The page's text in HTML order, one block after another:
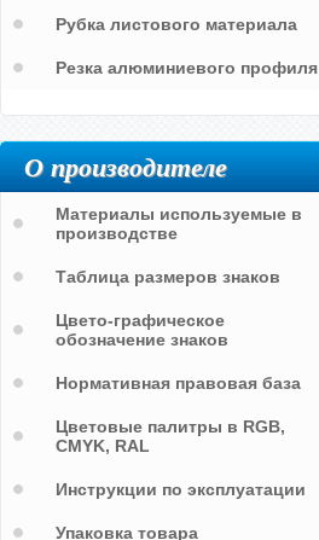
Рубка листового материала
Резка алюминиевого профиля
О производителе
Материалы используемые в
производстве
Таблица размеров знаков
Цвето-графическое
обозначение знаков
Нормативная правовая база
Цветовые палитры в RGB,
CMYK, RAL
Инструкции по эксплуатации
Упаковка товара